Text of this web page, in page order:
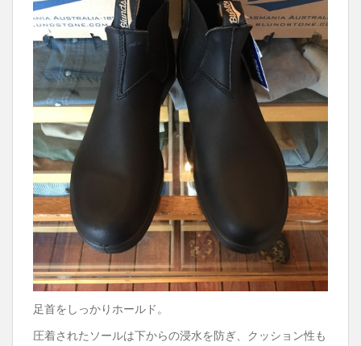
足首をしっかりホールド。
圧着されたソールは下からの浸水を防ぎ、クッション性も